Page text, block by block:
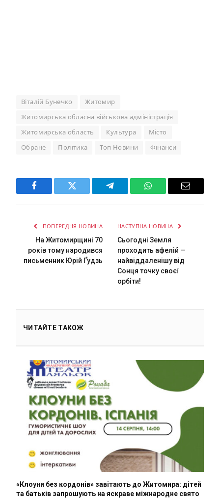
Віталій Бунечко Житомир
Житомирська обласна військова адміністрація
Житомирська область Культура Місто
Обране Політика Топ Новини Фінанси
Facebook Twitter Telegram WhatsAppEmail
ПОПЕРЕДНЯ НОВИНА
На Житомирщині 70
років тому народився
письменник Юрій Ґудзь
НАСТУПНА НОВИНА
Сьогодні Земля
проходить афелій —
найвіддаленішу від
Сонця точку своєї
орбіти!
ЧИТАЙТЕ ТАКОЖ
«Клоуни без кордонів» завітають до Житомира: дітей
та батьків запрошують на яскраве міжнародне свято